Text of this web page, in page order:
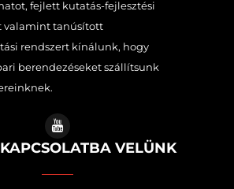
fejlett kutatás-fejlesztési
valamint tanúsított
rendszert kínálunk, hogy
berendezéseket szállítsunk
VELÜNK